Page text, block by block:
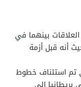
بينهما في
أنه قبل أزمة
تم استئناف خطوط